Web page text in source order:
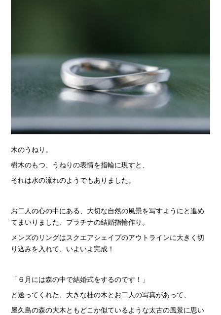
木のうねり。
樹木のもつ、うねりの表情を指輪に現すと、
それは水の流れのようでもありました。
お二人の心の中にある、大切な自然の風景を写すようにと進め
てまいりました、プラチナの結婚指輪作り。
メンズのリングはスクエアシェイプのアウトラインに大きく切
り込みを入れて、いよいよ完成！
「６月には森の中で結婚式をするのです！」
と送ってくれた、大きな桂の木とお二人の写真があって、
屋久島の森の大木ともどこか似ているような太古の風景に思い